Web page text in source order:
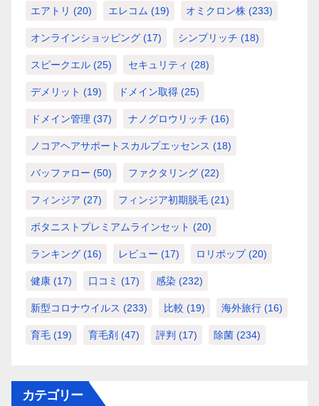
エアトリ (20) エレコム (19) オミクロン株 (233)
オンラインショッピング (17) シンプリッチ (18)
スピークエル (25) セキュリティ (28)
デメリット (19) ドメイン取得 (25)
ドメイン管理 (37) ナノグロウリッチ (16)
ノコアヘアサポートスカルプエッセンス (18)
バッファロー (50) ファクタリング (22)
フィンジア (27) フィンジア初期脱毛 (21)
ボタニストプレミアムラインセット (20)
ランキング (16) レビュー (17) ロリポップ(20)
健康 (17) 口コミ (17) 感染 (232)
新型コロナウイルス (233) 比較 (19) 海外旅行 (16)
育毛 (19) 育毛剤 (47) 評判 (17) 除菌 (234)
カテゴリー